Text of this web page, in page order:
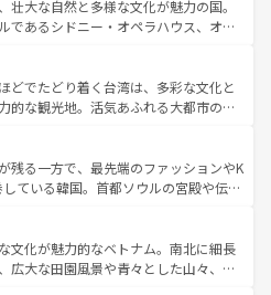
ードトリップや列車の旅も、アメリカ
ている。「アロハスピリット」と呼ば
カルフードやハワイアンミュージッ
ンスなど、すべてがハワイの魅力を彩
びに新しい発見と感動が待っているハ
壮大な自然と多様な文化が魅力の国。
であるシドニー・オペラハウス、オー
央部にそびえるウルル（エアーズロッ
美しい原生林やケアンズの熱帯雨林な
さん。また、カフェやワイン、オージ
ィも充実しており、サーフィンやダイ
など、アウトドア好きにはたまらな
の多彩な魅力を存分に味わいつくそ
どでたどり着く台湾は、多彩な文化と
的な観光地。活気あふれる大都市の台
地帯である台湾東部など、都市の喧騒
存しており、訪れる人に新しい発見と
れる。また、奥深い台湾の食文化も魅
スイーツなど、バラエティ豊かな料理
る。 なお、新着の台湾情報は コンテンツ一覧を参
残る一方で、最先端のファッションやK
ている韓国。首都ソウルの宮殿や伝統
せば四季折々の自然美を楽しむことが
ムチや焼肉、絶品のストリートフード
国料理が待っている。夜には、韓国な
文化が魅力的なベトナム。南北に細長
広大な田園風景や青々とした山々、世